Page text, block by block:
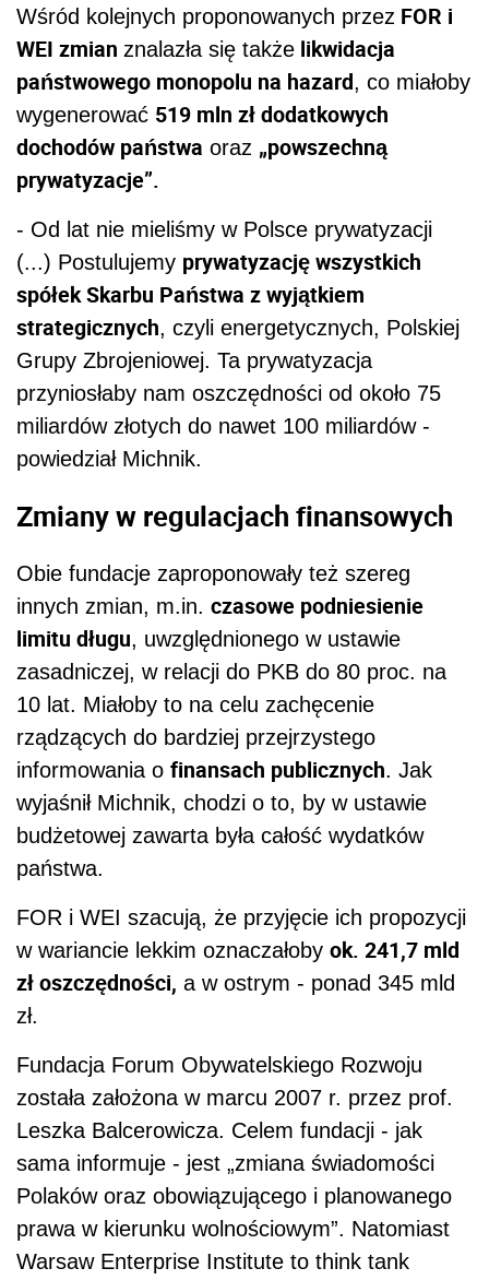
Wśród kolejnych proponowanych przez FOR i
WEI zmian znalazła się także likwidacja
państwowego monopolu na hazard, co miałoby
wygenerować 519 mln zł dodatkowych
dochodów państwa oraz „powszechną
prywatyzacje”.
- Od lat nie mieliśmy w Polsce prywatyzacji
(...) Postulujemy prywatyzację wszystkich
spółek Skarbu Państwa z wyjątkiem
strategicznych, czyli energetycznych, Polskiej
Grupy Zbrojeniowej. Ta prywatyzacja
przyniosłaby nam oszczędności od około 75
miliardów złotych do nawet 100 miliardów -
powiedział Michnik.
Zmiany w regulacjach finansowych
Obie fundacje zaproponowały też szereg
innych zmian, m.in. czasowe podniesienie
limitu długu, uwzględnionego w ustawie
zasadniczej, w relacji do PKB do 80 proc. na
10 lat. Miałoby to na celu zachęcenie
rządzących do bardziej przejrzystego
informowania o finansach publicznych. Jak
wyjaśnił Michnik, chodzi o to, by w ustawie
budżetowej zawarta była całość wydatków
państwa.
FOR i WEI szacują, że przyjęcie ich propozycji
w wariancie lekkim oznaczałoby ok. 241,7 mld
zł oszczędności, a w ostrym - ponad 345 mld
zł.
Fundacja Forum Obywatelskiego Rozwoju
została założona w marcu 2007 r. przez prof.
Leszka Balcerowicza. Celem fundacji - jak
sama informuje - jest „zmiana świadomości
Polaków oraz obowiązującego i planowanego
prawa w kierunku wolnościowym”. Natomiast
Warsaw Enterprise Institute to think tank